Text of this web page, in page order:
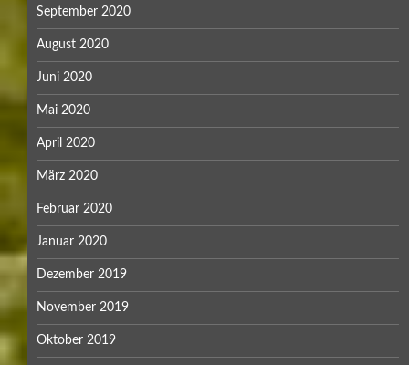
September 2020
August 2020
Juni 2020
Mai 2020
April 2020
März 2020
Februar 2020
Januar 2020
Dezember 2019
November 2019
Oktober 2019